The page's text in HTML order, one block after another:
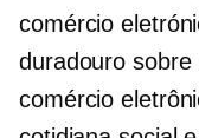
comércio
duradouro
comércio